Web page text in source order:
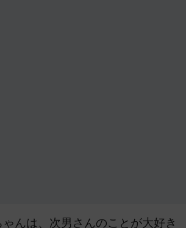
んは、次男さんのことが大好き